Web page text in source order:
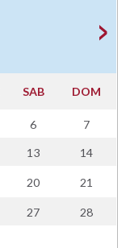
SAB DOM
6 7
13 14
20 21
27 28